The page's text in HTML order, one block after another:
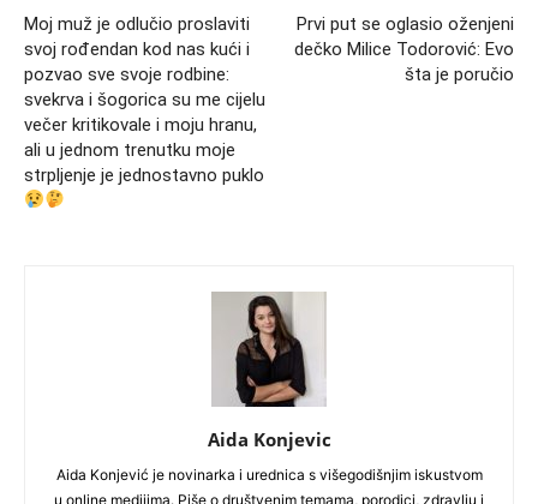
Moj muž je odlučio proslaviti
svoj rođendan kod nas kući i
pozvao sve svoje rodbine:
svekrva i šogorica su me cijelu
večer kritikovale i moju hranu,
ali u jednom trenutku moje
strpljenje je jednostavno puklo
Prvi put se oglasio oženjeni
dečko Milice Todorović: Evo
šta je poručio
Aida Konjevic
Aida Konjević je novinarka i urednica s višegodišnjim iskustvom
u online medijima. Piše o društvenim temama, porodici, zdravlju i